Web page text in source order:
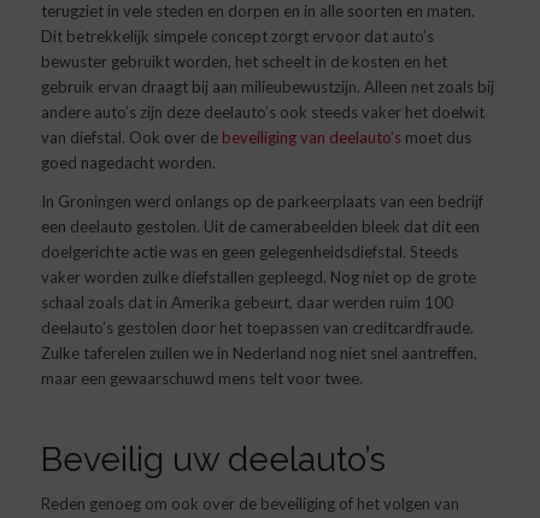
terugziet in vele steden en dorpen en in alle soorten en maten.
Dit betrekkelijk simpele concept zorgt ervoor dat auto’s
bewuster gebruikt worden, het scheelt in de kosten en het
gebruik ervan draagt bij aan milieubewustzijn. Alleen net zoals bij
andere auto’s zijn deze deelauto’s ook steeds vaker het doelwit
van diefstal. Ook over de beveiliging van deelauto’smoet dus
goed nagedacht worden.
In Groningen werd onlangs op de parkeerplaats van een bedrijf
een deelauto gestolen. Uit de camerabeelden bleek dat dit een
doelgerichte actie was en geen gelegenheidsdiefstal. Steeds
vaker worden zulke diefstallen gepleegd. Nog niet op de grote
schaal zoals dat in Amerika gebeurt, daar werden ruim 100
deelauto’s gestolen door het toepassen van creditcardfraude.
Zulke taferelen zullen we in Nederland nog niet snel aantreffen,
maar een gewaarschuwd mens telt voor twee.
Beveilig uw deelauto’s
Reden genoeg om ook over de beveiliging of het volgen van